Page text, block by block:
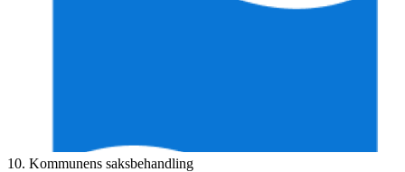
10. Kommunens saksbehandling